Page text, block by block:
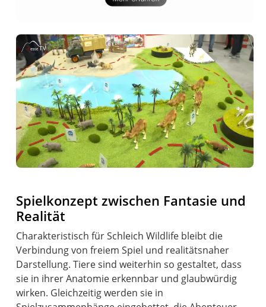
Spielkonzept zwischen Fantasie und
Realität
Charakteristisch für Schleich Wildlife bleibt die
Verbindung von freiem Spiel und realitätsnaher
Darstellung. Tiere sind weiterhin so gestaltet, dass
sie in ihrer Anatomie erkennbar und glaubwürdig
wirken. Gleichzeitig werden sie in